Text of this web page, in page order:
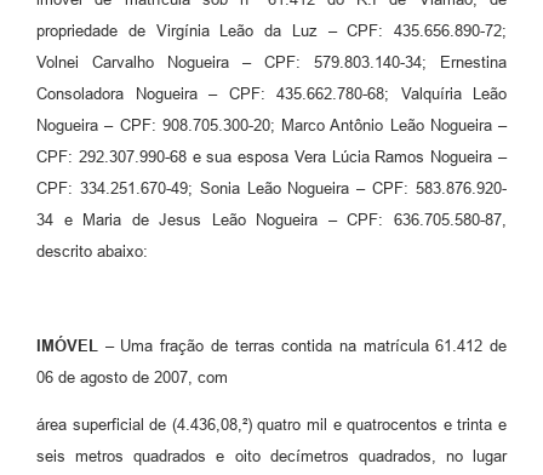
propriedade de Virgínia Leão da Luz – CPF: 435.656.890-72;
Volnei Carvalho Nogueira – CPF: 579.803.140-34; Ernestina
Consoladora Nogueira – CPF: 435.662.780-68; Valquíria Leão
Nogueira – CPF: 908.705.300-20; Marco Antônio Leão Nogueira –
CPF: 292.307.990-68 e sua esposa Vera Lúcia Ramos Nogueira –
CPF: 334.251.670-49; Sonia Leão Nogueira – CPF: 583.876.920-
34 e Maria de Jesus Leão Nogueira – CPF: 636.705.580-87,
descrito abaixo:
IMÓVEL – Uma fração de terras contida na matrícula 61.412 de
06 de agosto de 2007, com
área superficial de (4.436,08,²) quatro mil e quatrocentos e trinta e
seis metros quadrados e oito decímetros quadrados, no lugar